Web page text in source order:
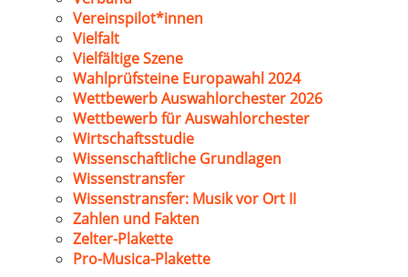
Vereinspilot*innen
Vielfalt
Vielfältige Szene
Wahlprüfsteine Europawahl 2024
Wettbewerb Auswahlorchester 2026
Wettbewerb für Auswahlorchester
Wirtschaftsstudie
Wissenschaftliche Grundlagen
Wissenstransfer
Wissenstransfer: Musik vor Ort II
Zahlen und Fakten
Zelter-Plakette
Pro-Musica-Plakette